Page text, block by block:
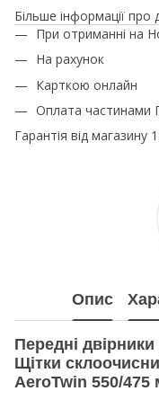
Більше інформації про
При отриманні на
На рахунок
Карткою онлайн
Оплата частинами
Гарантія від магазину
Опис
Передні
Щітки
AeroTwin 550/475